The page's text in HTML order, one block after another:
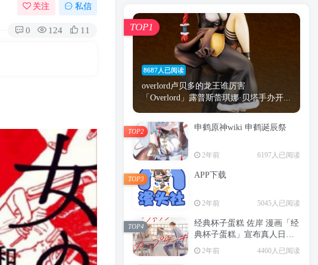
关注 私信
0 124 11
8687人已阅读
overlord卢贝多的龙王谁厉害
「Overlord」露普斯蕾琪娜·贝塔手办开...
TOP1
申鹤原神wiki 申鹤诞辰祭
2年前 6197人已阅读
TOP2
APP下载
2年前 5045人已阅读
TOP3
经典杯子蛋糕 佐岸 漫画「经
典杯子蛋糕」宣布真人日剧
化
2年前 4460人已阅读
TOP4
时间 秘密 手机 海贼王
鬼灭 捆绑 萝莉
间谍过家家 忍者 高木
进击的巨人 高岭
8687人已阅读
overlord卢贝多的龙王谁厉害
「Overlord」露普斯蕾琪娜·贝塔手办开...
TOP1
申鹤原神wiki 申鹤诞辰祭
TOP2